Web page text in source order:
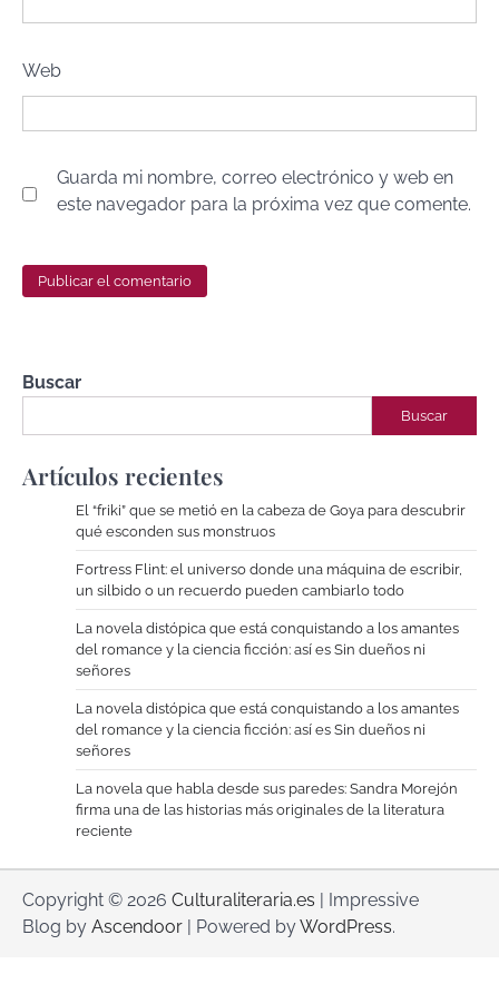
Web
Guarda mi nombre, correo electrónico y web en
este navegador para la próxima vez que comente.
Buscar
Buscar
Artículos recientes
El “friki” que se metió en la cabeza de Goya para descubrir
qué esconden sus monstruos
Fortress Flint: el universo donde una máquina de escribir,
un silbido o un recuerdo pueden cambiarlo todo
La novela distópica que está conquistando a los amantes
del romance y la ciencia ficción: así es Sin dueños ni
señores
La novela distópica que está conquistando a los amantes
del romance y la ciencia ficción: así es Sin dueños ni
señores
La novela que habla desde sus paredes: Sandra Morejón
firma una de las historias más originales de la literatura
reciente
Copyright © 2026 Culturaliteraria.es | Impressive
Blog by Ascendoor | Powered byWordPress.